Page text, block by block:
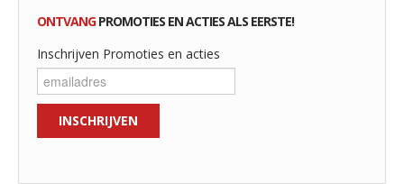
ONTVANGPROMOTIES EN ACTIES ALS EERSTE!
Inschrijven Promoties en acties